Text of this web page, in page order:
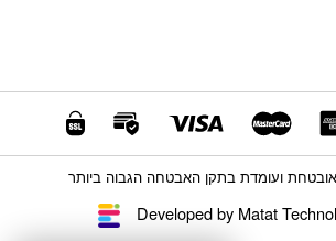
Developed by Matat
ועומדת בתקן האבטחה הגבוה ביותר